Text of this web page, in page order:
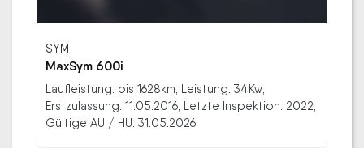
SYM
MaxSym 600i
Laufleistung: bis 1628km; Leistung: 34Kw;
Erstzulassung: 11.05.2016; Letzte Inspektion: 2022;
Gültige AU / HU: 31.05.2026